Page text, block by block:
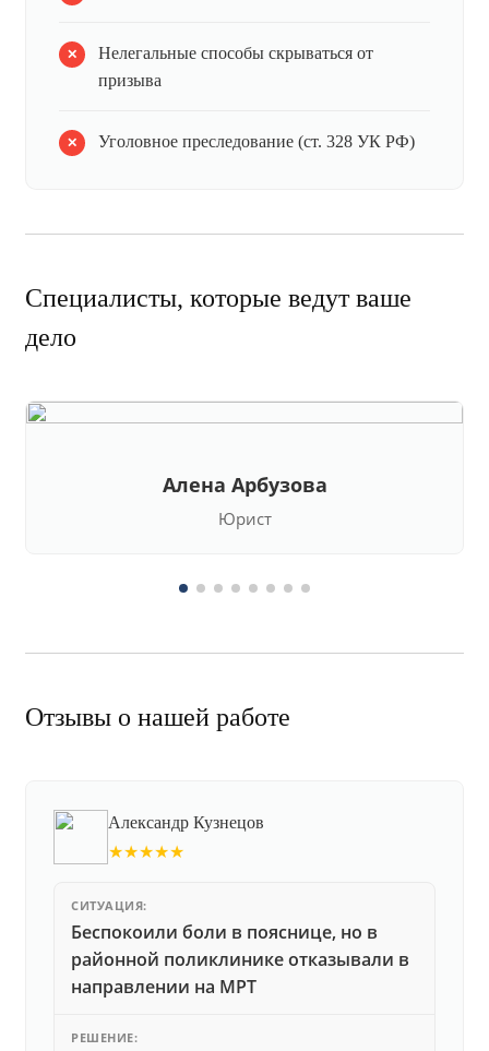
Нелегальные способы скрываться от
призыва
Уголовное преследование (ст. 328 УК РФ)
Специалисты, которые ведут ваше
дело
Алена Арбузова
Юрист
Отзывы о нашей работе
Александр Кузнецов
★★★★★
СИТУАЦИЯ:
Беспокоили боли в пояснице, но в
районной поликлинике отказывали в
направлении на МРТ
РЕШЕНИЕ: